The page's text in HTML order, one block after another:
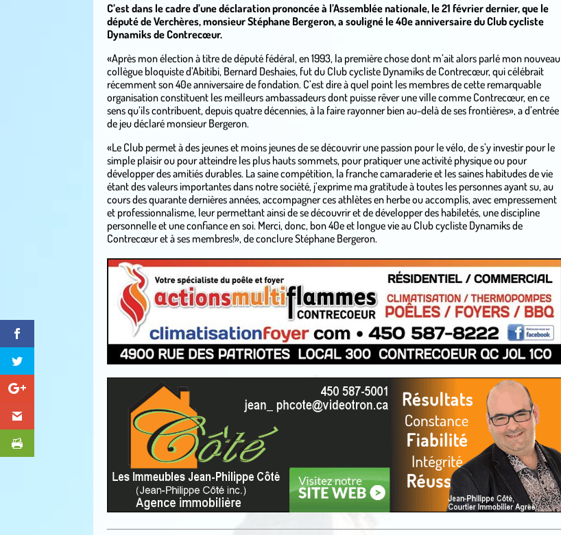
C’est dans le cadre d’une déclaration prononcée à l’Assemblée nationale, le 21 février dernier, que le
député de Verchères, monsieur Stéphane Bergeron, a souligné le 40e anniversaire du Club cycliste
Dynamiks de Contrecœur.
«Après mon élection à titre de député fédéral, en 1993, la première chose dont m’ait alors parlé mon nouveau
collègue bloquiste d’Abitibi, Bernard Deshaies, fut du Club cycliste Dynamiks de Contrecœur, qui célébrait
récemment son 40e anniversaire de fondation. C’est dire à quel point les membres de cette remarquable
organisation constituent les meilleurs ambassadeurs dont puisse rêver une ville comme Contrecœur, en ce
sens qu’ils contribuent, depuis quatre décennies, à la faire rayonner bien au-delà de ses frontières», a d’entrée
de jeu déclaré monsieur Bergeron.
«Le Club permet à des jeunes et moins jeunes de se découvrir une passion pour le vélo, de s’y investir pour le
simple plaisir ou pour atteindre les plus hauts sommets, pour pratiquer une activité physique ou pour
développer des amitiés durables. La saine compétition, la franche camaraderie et les saines habitudes de vie
étant des valeurs importantes dans notre société, j’exprime ma gratitude à toutes les personnes ayant su, au
cours des quarante dernières années, accompagner ces athlètes en herbe ou accomplis, avec empressement
et professionnalisme, leur permettant ainsi de se découvrir et de développer des habiletés, une discipline
personnelle et une confiance en soi. Merci, donc, bon 40e et longue vie au Club cycliste Dynamiks de
Contrecœur et à ses membres!», de conclure Stéphane Bergeron.